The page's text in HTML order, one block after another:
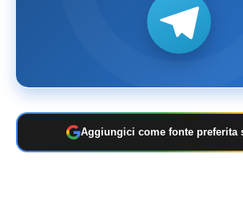
Aggiungici come fonte preferita